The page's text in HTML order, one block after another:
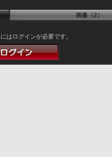
画像（2）
はログインが必要です。